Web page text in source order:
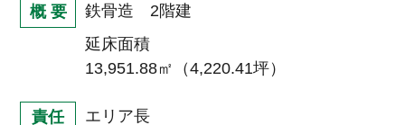
概 要
鉄骨造 2階建
延床面積
13,951.88㎡（4,220.41坪）
責任
エリア長